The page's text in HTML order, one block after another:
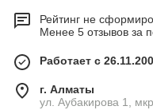
Рейтинг не
Менее 5 отзывов за
Работает с
г. Алматы
ул. Аубакирова 1,